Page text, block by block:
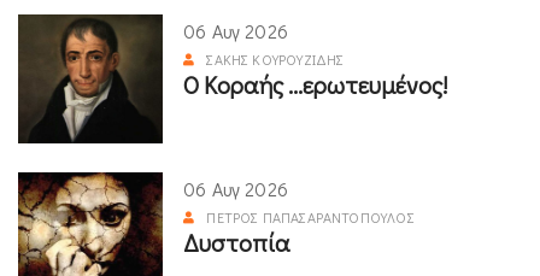
06 Αυγ 2026
ΣΆΚΗΣ ΚΟΥΡΟΥΖΊΔΗΣ
Ο Κοραής ...ερωτευμένος!
06 Αυγ 2026
ΠΈΤΡΟΣ ΠΑΠΑΣΑΡΑΝΤΌΠΟΥΛΟΣ
Δυστοπία